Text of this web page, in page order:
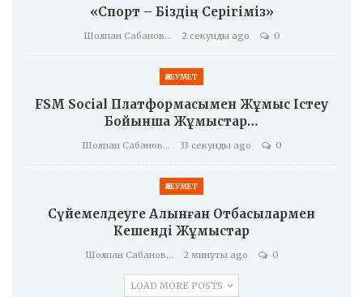
«Спорт – Біздің Серігіміз»
Шолпан Сабанова 2 секунды ago 0
ӘЛЕУМЕТ
FSM Social Платформасымен Жұмыс Істеу
Бойынша Жұмыстар…
Шолпан Сабанова 33 секунды ago 0
ӘЛЕУМЕТ
Сүйемелдеуге Алынған Отбасылармен
Кешенді Жұмыстар
Шолпан Сабанова 2 минуты ago 0
LOAD MORE POSTS